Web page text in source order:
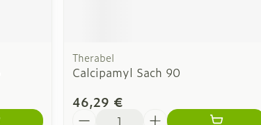
Therabel
Calcipamyl Sach 90
46,29 €
Quantité